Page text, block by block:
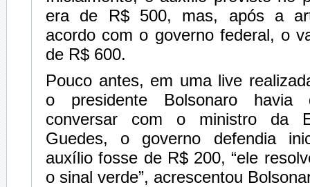
era de R$ 500, mas, após a
acordo com o governo federal, o
de R$ 600.
Pouco antes, em uma live
o presidente Bolsonaro
conversar com o ministro da
Guedes, o governo defendia
auxílio fosse de R$ 200, “ele
o sinal verde”, acrescentou